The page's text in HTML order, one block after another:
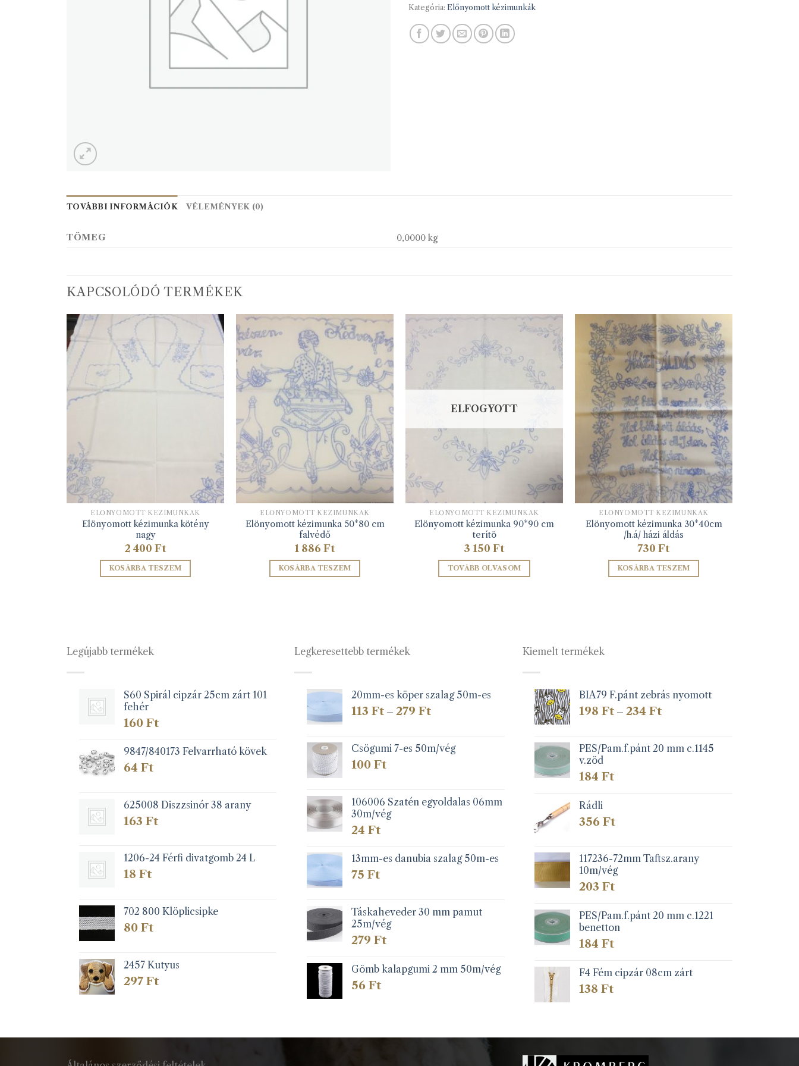
Kategória: Előnyomott kézimunkák
TOVÁBBI INFORMÁCIÓK VÉLEMÉNYEK (0)
TÖMEG 0,0000 kg
KAPCSOLÓDÓ TERMÉKEK
ELŐNYOMOTT KÉZIMUNKÁK
Elönyomott kézimunka kötény
nagy
2 400 Ft
KOSÁRBA TESZEM
ELŐNYOMOTT KÉZIMUNKÁK
Elönyomott kézimunka 50*80 cm
falvédő
1 886 Ft
KOSÁRBA TESZEM
ELFOGYOTT
ELŐNYOMOTT KÉZIMUNKÁK
Elönyomott kézimunka 90*90 cm
terítö
3 150 Ft
TOVÁBB OLVASOM
ELŐNYOMOTT KÉZIMUNKÁK
Elönyomott kézimunka 30*40cm
/h.á/ házi áldás
730 Ft
KOSÁRBA TESZEM
Legújabb termékek
S60 Spirál cipzár 25cm zárt 101
fehér
160 Ft
9847/840173 Felvarrható kövek
64 Ft
625008 Diszzsinór 38 arany
163 Ft
1206-24 Férfi divatgomb 24 L
18 Ft
702 800 Klöplicsipke
80 Ft
2457 Kutyus
297 Ft
Legkeresettebb termékek
20mm-es köper szalag 50m-es
113Ft – 279FtÁrtartomány:
279 Ft
Csögumi 7-es 50m/vég
100Ft
106006 Szatén egyoldalas 06mm
30m/vég
24Ft
13mm-es danubia szalag 50m-es
75Ft
Táskaheveder 30 mm pamut
25m/vég
279Ft
Gömb kalapgumi 2 mm 50m/vég
56Ft
Kiemelt termékek
BIA79 F.pánt zebrás nyomott
198Ft – 234FtÁrtartomány:
234 Ft
PES/Pam.f.pánt 20 mm c.1145
v.zöd
184Ft
Rádli
356Ft
117236-72mm Taftsz.arany
10m/vég
203Ft
PES/Pam.f.pánt 20 mm c.1221
benetton
184Ft
F4 Fém cipzár 08cm zárt
138Ft